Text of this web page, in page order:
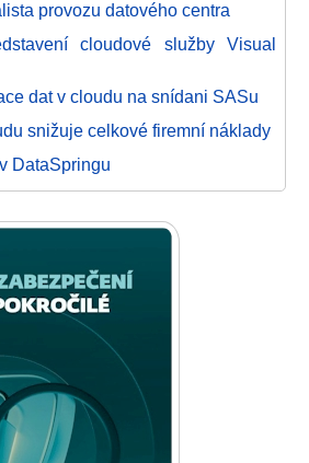
provozu datového centra
cloudové služby Visual
dat v cloudu na snídani SASu
snižuje celkové firemní náklady
DataSpringu